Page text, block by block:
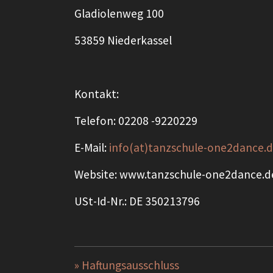
Gladiolenweg 100
53859 Niederkassel
Kontakt:
Telefon: 02208 -9220229
E-Mail: info(at)tanzschule-
Website: www.tanzschule-
USt-Id-Nr.: DE 350213796
» Haftungsausschluss